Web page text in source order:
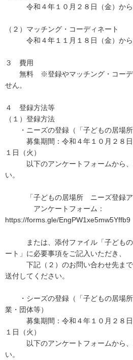
令和４年１０月２８日（金）から
（２）マッチング・コーディネート
令和４年１１月１８日（金）から
３ 費用
無料 ※登録やマッチング・コーデ
せん。
４ 登録方法等
（１）登録方法
・ニーズの登録（「子どもの居場所
募集期間：令和４年１０月２８日
１日（火）
以下のアンケートフォームから、
い。
「子どもの居場所 ニーズ登録ア
アンケートフォーム：
https://forms.gle/EngPW1xe5mw5Yffb9
または、添付ファイル「子どもの
ート」に必要事項をご記入いただき、
下記（２）のお問い合わせ先まで
送付してください。
・シーズの登録（「子どもの居場所
業・団体等）
募集期間：令和４年１０月２８日
１日（火）
以下のアンケートフォームから、
い。